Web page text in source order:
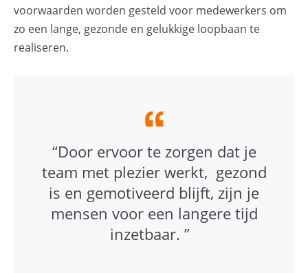
voorwaarden worden gesteld voor medewerkers om
zo een lange, gezonde en gelukkige loopbaan te
realiseren.
“Door ervoor te zorgen dat je
team met plezier werkt, gezond
is en gemotiveerd blijft, zijn je
mensen voor een langere tijd
inzetbaar. ”